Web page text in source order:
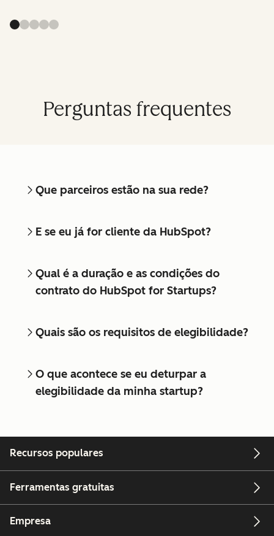
Perguntas frequentes
Que parceiros estão na sua rede?
E se eu já for cliente da HubSpot?
Qual é a duração e as condições do
contrato do HubSpot for Startups?
Quais são os requisitos de elegibilidade?
O que acontece se eu deturpar a
elegibilidade da minha startup?
Recursos populares
Ferramentas gratuitas
Empresa